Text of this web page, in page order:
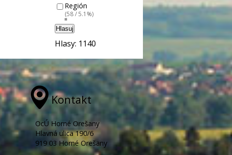
Región
(58 / 5.1%)
Hlasuj
Hlasy: 1140
Kontakt
OcÚ Horné Orešany
Hlavná ulica 190/6
919 03 Horné Orešany